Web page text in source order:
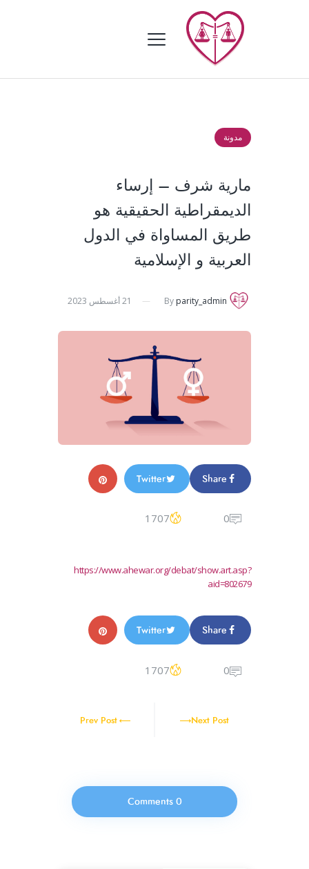
مدونة
مارية شرف – إرساء
الديمقراطية الحقيقية هو
طريق المساواة في الدول
العربية و الإسلامية
By parity_admin
Share
Twitter
0
1707
https://www.ahewar.org/debat/show.art.asp?
aid=802679
Share
Twitter
0
1707
Prev Post Next Post
0 Comments